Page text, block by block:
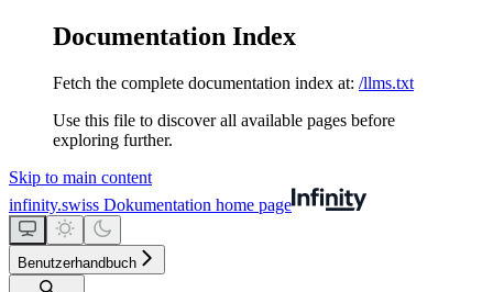
Documentation Index
Fetch the complete documentation index at: /llms.txt
Use this file to discover all available pages before
exploring further.
Skip to main content
infinity.swiss Dokumentation home page
Benutzerhandbuch